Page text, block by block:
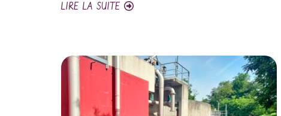
LIRE LA SUITE